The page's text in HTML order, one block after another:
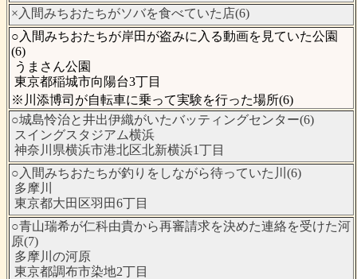
×入間みちおたちがソバを食べていた店(6)
○入間みちおたちが岸田が盗みに入る動画を見ていた公園
(6)
うまさん公園
東京都稲城市向陽台3丁目
※川添博司が自転車に乗って実験を行った場所(6)
○城島怜治と井出伊織がいたバッティングセンター(6)
スイングスタジアム横浜
神奈川県横浜市港北区北新横浜1丁目
○入間みちおたちが釣りをしながら待っていた川(6)
多摩川
東京都大田区羽田6丁目
○青山瑞希が仁科由貴から再審請求を決めた連絡を受けた河
原(7)
多摩川の河原
東京都調布市染地2丁目